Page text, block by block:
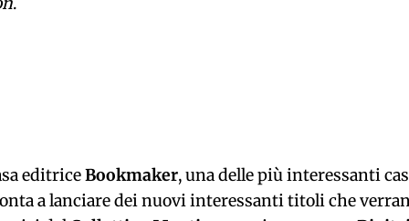
editriceBookmaker, una delle più interessanti
a lanciare dei nuovi interessanti titoli che